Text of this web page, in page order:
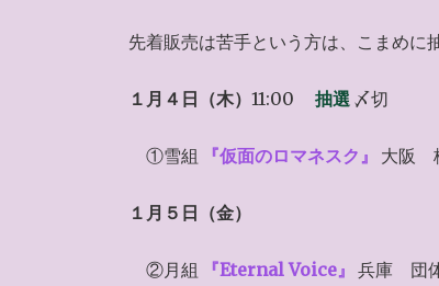
先着販売は苦手という方は、こまめに
１月４日（木） 11:00 抽選 〆切
①雪組 『仮面のロマネスク』 大阪
１月５日（金）
②月組 『Eternal Voice』 兵庫 団